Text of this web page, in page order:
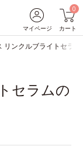
マイページ
0
カート
リンクルブライトセラ
セラムの